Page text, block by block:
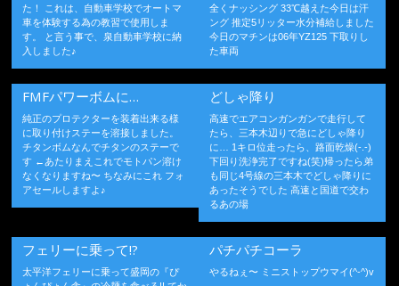
た！ これは、自動車学校でオートマ
車を体験する為の教習で使用しま
す。 と言う事で、泉自動車学校に納
入しました♪
全くナッシング 33℃越えた今日は汗
ング 推定5リッター水分補給しました
今日のマチンは06年YZ125 下取りし
た車両
FMFパワーボムに…
純正のプロテクターを装着出来る様
に取り付けステーを溶接しました。
チタンボムなんでチタンのステーで
す ←あたりまえこれでモトパン溶け
なくなりますね〜 ちなみにこれ フォ
アセールしますよ♪
どしゃ降り
高速でエアコンガンガンで走行して
たら、三本木辺りで急にどしゃ降り
に… 1キロ位走ったら、路面乾燥(-.-)
下回り洗浄完了ですね(笑)帰ったら弟
も同じ4号線の三本木でどしゃ降りに
あったそうでした 高速と国道で交わ
るあの場
フェリーに乗って!?
太平洋フェリーに乗って盛岡の『ぴ
パチパチコーラ
やるねぇ〜 ミニストップウマイ(^-^)v